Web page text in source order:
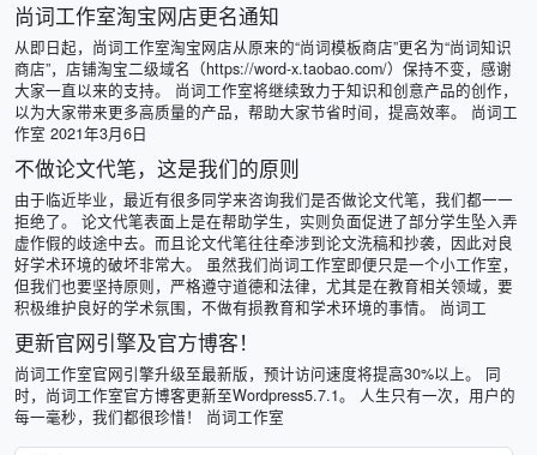
尚词工作室淘宝网店更名通知
从即日起，尚词工作室淘宝网店从原来的“尚词模板商店”更名为“尚词知识
商店”，店铺淘宝二级域名（https://word-x.taobao.com/）保持不变，感谢
大家一直以来的支持。 尚词工作室将继续致力于知识和创意产品的创作，
以为大家带来更多高质量的产品，帮助大家节省时间，提高效率。 尚词工
作室 2021年3月6日
不做论文代笔，这是我们的原则
由于临近毕业，最近有很多同学来咨询我们是否做论文代笔，我们都一一
拒绝了。 论文代笔表面上是在帮助学生，实则负面促进了部分学生坠入弄
虚作假的歧途中去。而且论文代笔往往牵涉到论文洗稿和抄袭，因此对良
好学术环境的破坏非常大。 虽然我们尚词工作室即便只是一个小工作室，
但我们也要坚持原则，严格遵守道德和法律，尤其是在教育相关领域，要
积极维护良好的学术氛围，不做有损教育和学术环境的事情。 尚词工
更新官网引擎及官方博客！
尚词工作室官网引擎升级至最新版，预计访问速度将提高30%以上。 同
时，尚词工作室官方博客更新至Wordpress5.7.1。 人生只有一次，用户的
每一毫秒，我们都很珍惜！ 尚词工作室